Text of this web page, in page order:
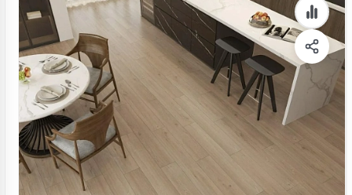
Кварц-винил (ПВХ плитка)
Инженерная доска
Паркетная доска
Террасная доска
Пробковое покрытие